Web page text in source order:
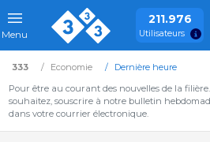
Menu
211.976
Utilisateurs
333 Economie
Dernière heure
Pour être au courant des nouvelles de la
souhaitez, souscrire à notre bulletin
dans votre courrier électronique.